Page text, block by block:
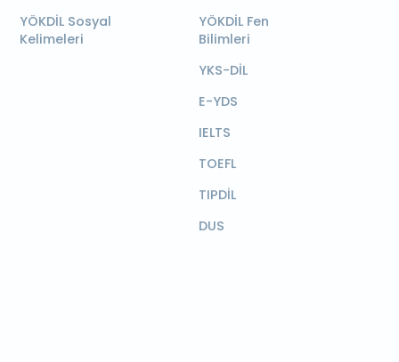
YÖKDİL Sosyal
Kelimeleri
YÖKDİL Fen
Bilimleri
YKS-DİL
E-YDS
IELTS
TOEFL
TIPDİL
DUS